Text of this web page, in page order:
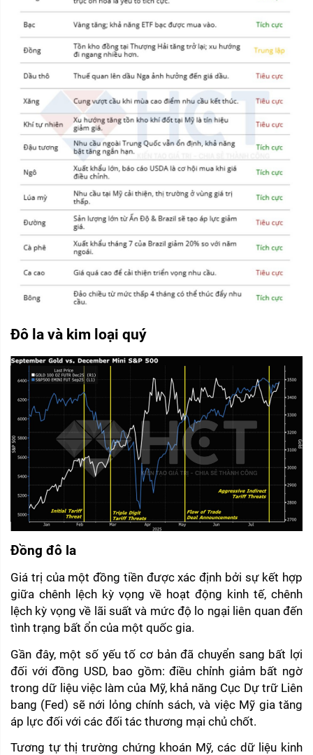
Đô la và kim loại quý
Đồng đô la
Giá trị của một đồng tiền được xác định bởi sự kết hợp
giữa chênh lệch kỳ vọng về hoạt động kinh tế, chênh
lệch kỳ vọng về lãi suất và mức độ lo ngại liên quan đến
tình trạng bất ổn của một quốc gia.
Gần đây, một số yếu tố cơ bản đã chuyển sang bất lợi
đối với đồng USD, bao gồm: điều chỉnh giảm bất ngờ
trong dữ liệu việc làm của Mỹ, khả năng Cục Dự trữ Liên
bang (Fed) sẽ nới lỏng chính sách, và việc Mỹ gia tăng
áp lực đối với các đối tác thương mại chủ chốt.
Tương tự thị trường chứng khoán Mỹ, các dữ liệu kinh